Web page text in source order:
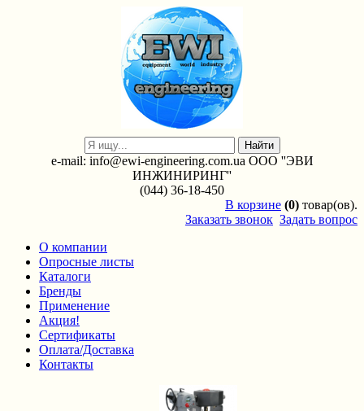
e-mail: info@ewi-engineering.com.ua ООО ''ЭВИ
ИНЖИНИРИНГ''
(044) 36-18-450
В корзине (0) товар(ов).
Заказать звонок Задать вопрос
О компании
Опросные листы
Каталоги
Бренды
Применение
Акция!
Сертификаты
Оплата/Доставка
Контакты